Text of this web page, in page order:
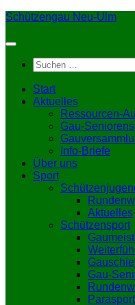
Zum
springen
Schützengau Neu-Ulm
Suchen
nach:
Start
Aktuelles
Ressourcen-
Gau-
Info-Briefe
Über uns
Sport
Aktuelles
Schützensport
Gau-
Parasport